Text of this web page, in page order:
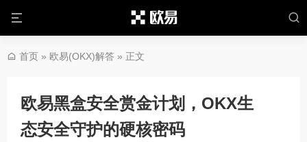
首页 » 欧易(OKX)解答 » 正文
欧易黑盒安全赏金计划，OKX生
态安全守护的硬核密码